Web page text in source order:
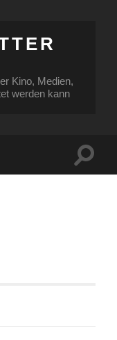
Kino, Medien,
werden kann